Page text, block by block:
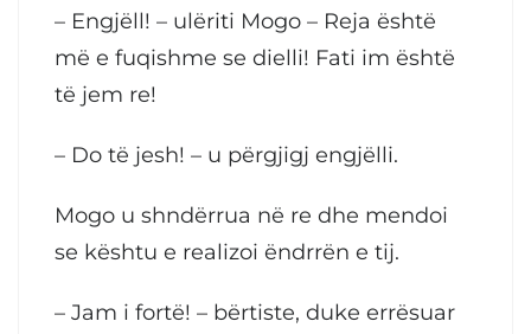
– Engjëll! – ulëriti Mogo – Reja është
më e fuqishme se dielli! Fati im është
të jem re!
– Do të jesh! – u përgjigj engjëlli.
Mogo u shndërrua në re dhe mendoi
se kështu e realizoi ëndrrën e tij.
– Jam i fortë! – bërtiste, duke errësuar